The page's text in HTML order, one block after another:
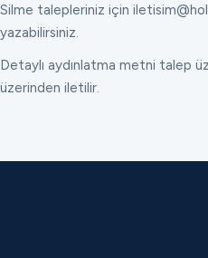
Silme talepleriniz için
yazabilirsiniz.
Detaylı aydınlatma metni talep
üzerinden iletilir.